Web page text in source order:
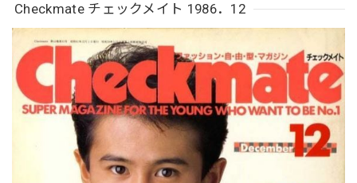
Checkmate チェックメイト 1986．12